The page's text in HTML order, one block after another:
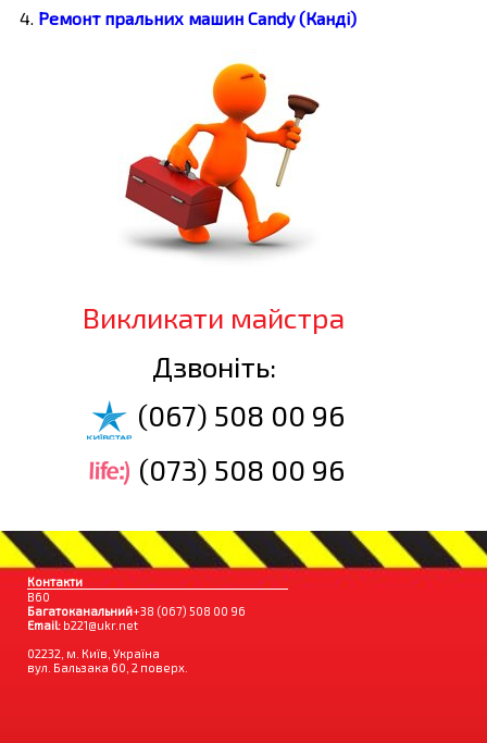
Ремонт пральних машин Candy (Канді)
Викликати майстра
Дзвоніть:
(067) 508 00 96
(073) 508 00 96
Контакти
B60
Багатоканальний+38 (067) 508 00 96
Email: b221@ukr.net
02232, м. Київ, Україна
вул. Бальзака 60, 2 поверх.